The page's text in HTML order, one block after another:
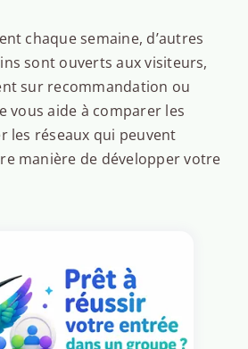
chaque semaine, d’autres
sont ouverts aux visiteurs,
sur recommandation ou
vous aide à comparer les
les réseaux qui peuvent
manière de développer votre